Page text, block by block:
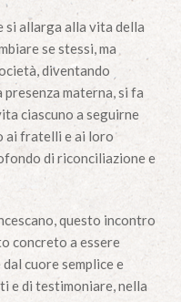
si allarga alla vita della
se stessi, ma
diventando
materna, si fa
ciascuno a seguirne
ai fratelli e ai loro
di riconciliazione e
questo incontro
concreto a essere
dal cuore semplice e
e di testimoniare, nella